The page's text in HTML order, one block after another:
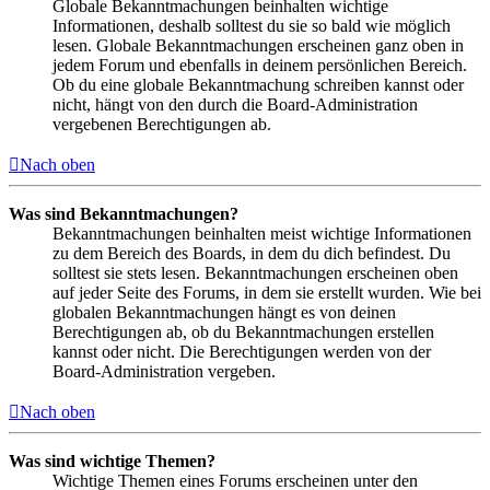
Globale Bekanntmachungen beinhalten wichtige
Informationen, deshalb solltest du sie so bald wie möglich
lesen. Globale Bekanntmachungen erscheinen ganz oben in
jedem Forum und ebenfalls in deinem persönlichen Bereich.
Ob du eine globale Bekanntmachung schreiben kannst oder
nicht, hängt von den durch die Board-Administration
vergebenen Berechtigungen ab.
Nach oben
Was sind Bekanntmachungen?
Bekanntmachungen beinhalten meist wichtige Informationen
zu dem Bereich des Boards, in dem du dich befindest. Du
solltest sie stets lesen. Bekanntmachungen erscheinen oben
auf jeder Seite des Forums, in dem sie erstellt wurden. Wie bei
globalen Bekanntmachungen hängt es von deinen
Berechtigungen ab, ob du Bekanntmachungen erstellen
kannst oder nicht. Die Berechtigungen werden von der
Board-Administration vergeben.
Nach oben
Was sind wichtige Themen?
Wichtige Themen eines Forums erscheinen unter den